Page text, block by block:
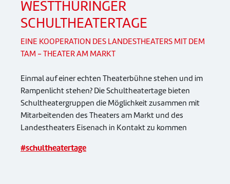
WESTTHÜRINGER
SCHULTHEATERTAGE
EINE KOOPERATION DES LANDESTHEATERS MIT DEM
TAM - THEATER AM MARKT
Einmal auf einer echten Theaterbühne stehen und im
Rampenlicht stehen? Die Schultheatertage bieten
Schultheatergruppen die Möglichkeit zusammen mit
Mitarbeitenden des Theaters am Markt und des
Landestheaters Eisenach in Kontakt zu kommen
#schultheatertage